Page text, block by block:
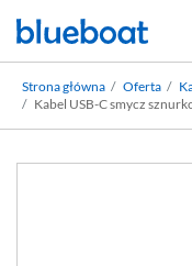
Strona główna Oferta
Kabel USB-C smycz